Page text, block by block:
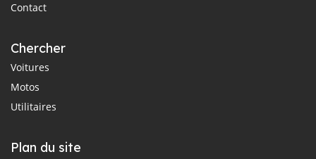
Contact
Chercher
Voitures
Motos
Utilitaires
Plan du site